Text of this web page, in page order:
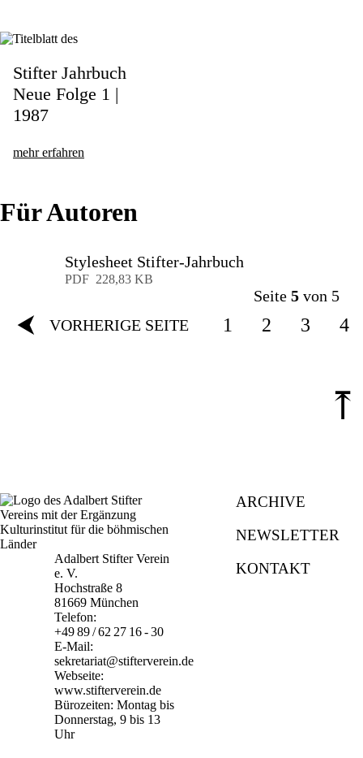
Stifter Jahrbuch
Neue Folge 1 |
1987
mehr erfahren
Für Autoren
Stylesheet Stifter-Jahrbuch
PDF 228,83 KB
Seite 5von 5
⮜ VORHERIGE SEITE 1 2 3 4
⤒
Adalbert Stifter Verein
e. V.
Hochstraße 8
81669 München
Telefon:
+49 89 / 62 27 16 - 30
E-Mail:
sekretariat@stifterverein.de
Webseite:
www.stifterverein.de
Bürozeiten: Montag bis
Donnerstag, 9 bis 13
Uhr
ARCHIVE
NEWSLETTER
KONTAKT